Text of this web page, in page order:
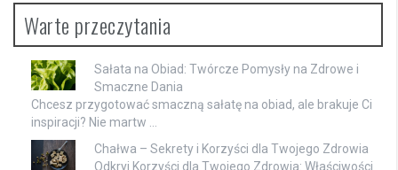
Warte przeczytania
Sałata na Obiad: Twórcze Pomysły na Zdrowe i
Smaczne Dania
Chcesz przygotować smaczną sałatę na obiad, ale brakuje Ci
inspiracji? Nie martw …
Chałwa – Sekrety i Korzyści dla Twojego Zdrowia
Odkryj Korzyści dla Twojego Zdrowia: Właściwości